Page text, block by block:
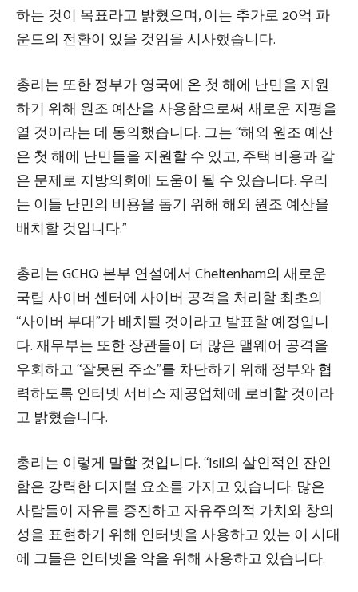
하는 것이 목표라고 밝혔으며, 이는 추가로 20억 파
운드의 전환이 있을 것임을 시사했습니다.
총리는 또한 정부가 영국에 온 첫 해에 난민을 지원
하기 위해 원조 예산을 사용함으로써 새로운 지평을
열 것이라는 데 동의했습니다. 그는 “해외 원조 예산
은 첫 해에 난민들을 지원할 수 있고, 주택 비용과 같
은 문제로 지방의회에 도움이 될 수 있습니다. 우리
는 이들 난민의 비용을 돕기 위해 해외 원조 예산을
배치할 것입니다.”
총리는 GCHQ 본부 연설에서 Cheltenham의 새로운
국립 사이버 센터에 사이버 공격을 처리할 최초의
“사이버 부대”가 배치될 것이라고 발표할 예정입니
다. 재무부는 또한 장관들이 더 많은 맬웨어 공격을
우회하고 “잘못된 주소”를 차단하기 위해 정부와 협
력하도록 인터넷 서비스 제공업체에 로비할 것이라
고 밝혔습니다.
총리는 이렇게 말할 것입니다. “Isil의 살인적인 잔인
함은 강력한 디지털 요소를 가지고 있습니다. 많은
사람들이 자유를 증진하고 자유주의적 가치와 창의
성을 표현하기 위해 인터넷을 사용하고 있는 이 시대
에 그들은 인터넷을 악을 위해 사용하고 있습니다.